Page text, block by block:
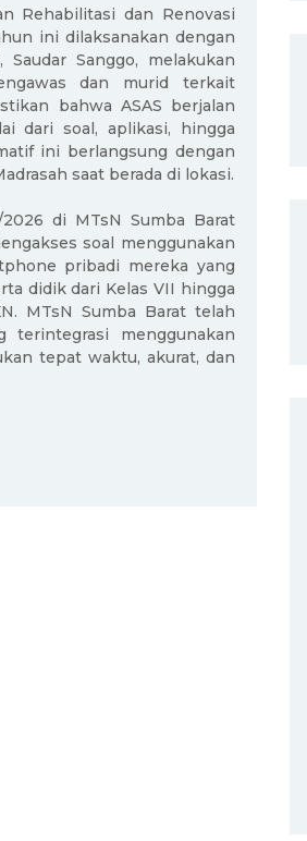
Rehabilitasi dan Renovasi
ini dilaksanakan dengan
Sanggo, melakukan
dan murid terkait
bahwa ASAS berjalan
dari soal, aplikasi, hingga
ini berlangsung dengan
saat berada di lokasi.
di MTsN Sumba Barat
soal menggunakan
pribadi mereka yang
didik dari Kelas VII hingga
MTsN Sumba Barat telah
menggunakan
tepat waktu, akurat, dan